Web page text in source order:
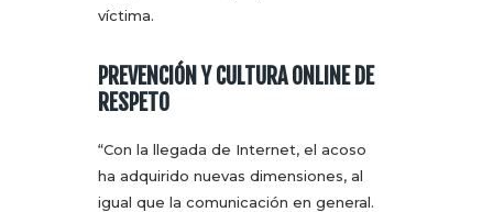
víctima.
PREVENCIÓN Y CULTURA ONLINE DE
RESPETO
“Con la llegada de Internet, el acoso
ha adquirido nuevas dimensiones, al
igual que la comunicación en general.